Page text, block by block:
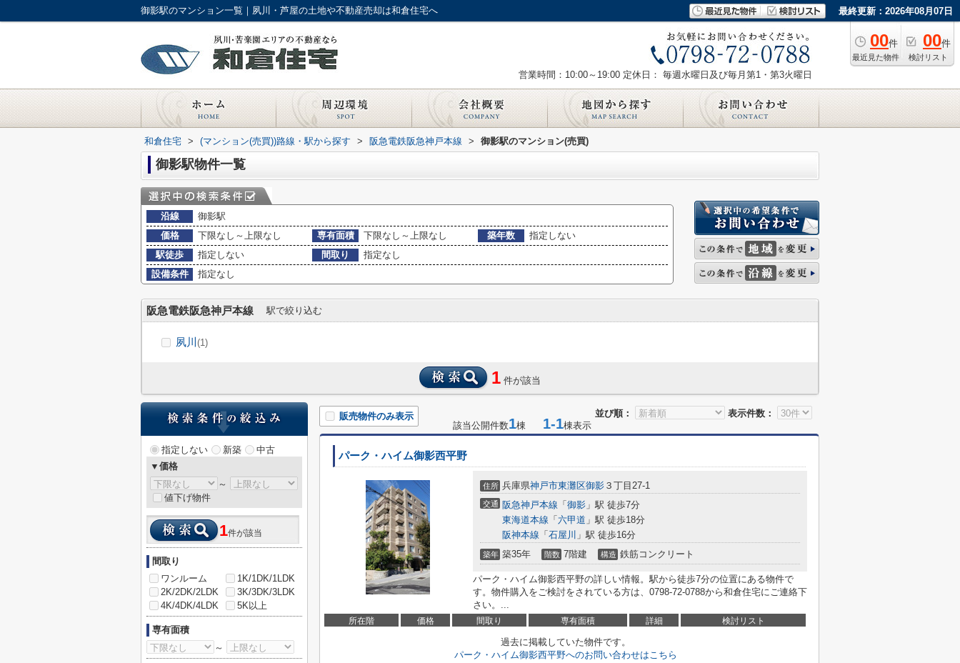
御影駅のマンション一覧｜夙川・芦屋の土地や不動産売却は和倉住宅へ 最終更新：2026年08月07日
00件
最近見た物件
00件
検討リスト
営業時間：10:00～19:00 定休日： 毎週水曜日及び毎月第1・第3火曜日
和倉住宅 > (マンション(売買))路線・駅から探す > 阪急電鉄阪急神戸本線 > 御影駅のマンション(売買)
御影駅物件一覧
沿線
御影駅
価格
下限なし～上限なし 専有面積 下限なし～上限なし 築年数
指定しない
駅徒歩
指定しない 間取り
指定なし
設備条件
指定なし
阪急電鉄阪急神戸本線 駅で絞り込む
夙川 (1)
1 件が該当
並び順： 表示件数：
販売物件のみ表示
該当公開件数1棟 1-1棟表示
パーク・ハイム御影西平野
住所 兵庫県神戸市東灘区御影 ３丁目27-1
交通 阪急神戸本線 「 御影 」駅 徒歩7分
東海道本線 「 六甲道 」駅 徒歩18分
阪神本線 「 石屋川 」駅 徒歩16分
築年 築35年 階数 7階建 構造 鉄筋コンクリート
パーク・ハイム御影西平野の詳しい情報。駅から徒歩7分の位置にある物件で
す。物件購入をご検討をされている方は、0798-72-0788から和倉住宅にご連絡下
さい。...
所在階 価格 間取り 専有面積 詳細 検討リスト
過去に掲載していた物件です。
パーク・ハイム御影西平野へのお問い合わせはこちら
指定しない 新築
中古
▼価格
～
値下げ物件
1件が該当
間取り
ワンルーム
1K/1DK/1LDK
2K/2DK/2LDK
3K/3DK/3LDK
4K/4DK/4LDK
5K以上
専有面積
～